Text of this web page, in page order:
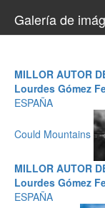
Galería de
MILLOR AUTOR
Lourdes Gómez
ESPAÑA
Could Mountains
MILLOR AUTOR
Lourdes Gómez
ESPAÑA